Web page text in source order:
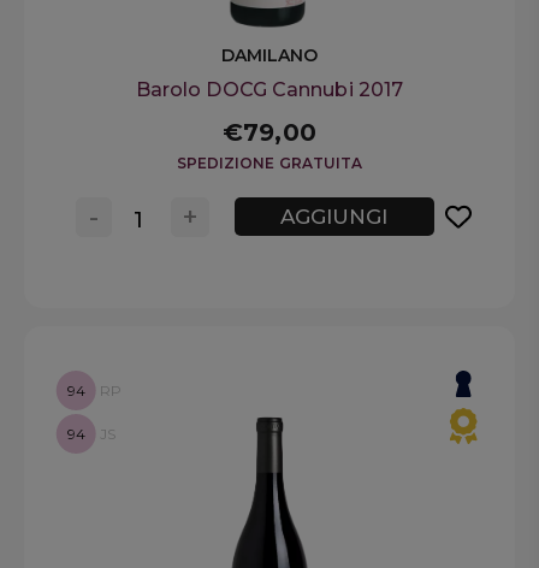
DAMILANO
Barolo DOCG Cannubi 2017
€79,00
SPEDIZIONE GRATUITA
+
- AGGIUNGI
94 RP
94 JS